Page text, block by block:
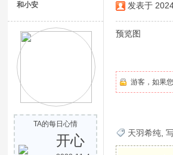
和小安
TA的每日心情
开心
发表于
预览图
游客，如果
天羽希纯 ,